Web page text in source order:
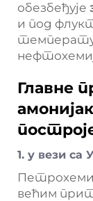
обезбеђује
и под
Главне
1. у вези са
већим